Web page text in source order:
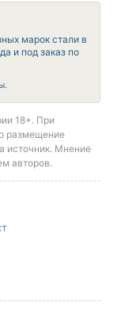
марок стали в
и под заказ по
18+. При
размещение
источник. Мнение
авторов.